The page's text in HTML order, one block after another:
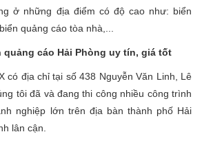
ở những địa điểm có độ cao như: biển
quảng cáo tòa nhà,...
cáo Hải Phòng uy tín, giá tốt
có địa chỉ tại số 438 Nguyễn Văn Linh, Lê
tôi đã và đang thi công nhiều công trình
nghiệp lớn trên địa bàn thành phố Hải
lân cận.